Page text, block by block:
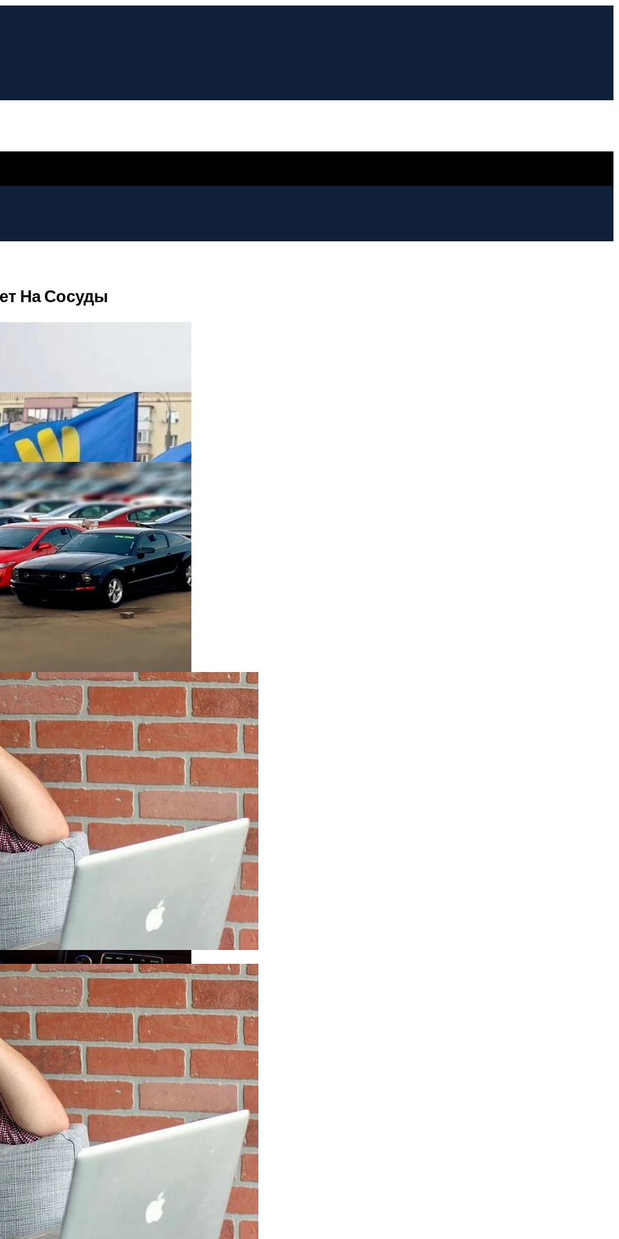
Игнорировать
Воду
Тюрьма
КПУ
Авто Из США: В Чем Подвох
Чаще Всего Превышают Скорость
На Сосуды